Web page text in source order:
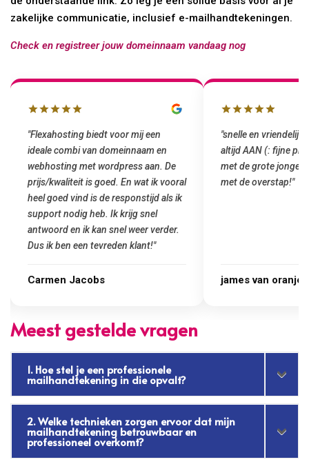
zakelijke communicatie, inclusief e-mailhandtekeningen.
Check en registreer jouw domeinnaam vandaag nog
"snelle en vriendelijke service. staat
altijd AAN (: fijne prijzen vergeleken
met de grote jongens en dus nu al blij
met de overstap!"
james van oranje
"Top service. Ik had
het installeren van
was meteen door
gemaakt. Top
Marcel Thijs
Meest gestelde vragen
1. Hoe stel je een professionele
mailhandtekening in die opvalt?
2. Welke technieken zorgen ervoor dat mijn
mailhandtekening betrouwbaar en
professioneel overkomt?